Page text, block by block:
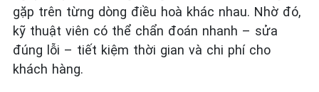
gặp trên từng dòng điều hoà khác nhau. Nhờ đó,
kỹ thuật viên có thể chẩn đoán nhanh – sửa
đúng lỗi – tiết kiệm thời gian và chi phí cho
khách hàng.